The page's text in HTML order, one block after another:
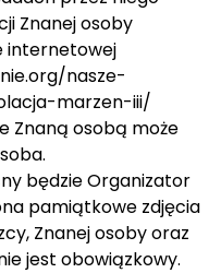
Znanej osoby
internetowej
nasze-
marzen-iii/
Znaną osobą może
będzie Organizator
pamiątkowe zdjęcia
Znanej osoby oraz
jest obowiązkowy.